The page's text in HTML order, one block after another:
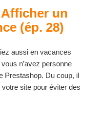
un
(ép. 28)
aussi en vacances
n’avez personne
Prestashop. Du coup, il
site pour éviter des